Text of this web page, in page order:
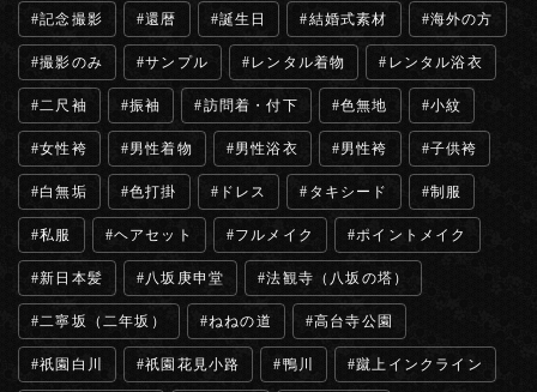
記念撮影 還暦 誕生日 結婚式素材 海外の方
撮影のみ サンプル レンタル着物 レンタル浴衣
二尺袖 振袖 訪問着・付下 色無地 小紋
女性袴 男性着物 男性浴衣 男性袴 子供袴
白無垢 色打掛 ドレス タキシード 制服
私服 ヘアセット フルメイク ポイントメイク
新日本髪 八坂庚申堂 法観寺（八坂の塔）
二寧坂（二年坂） ねねの道 高台寺公園
祇園白川 祇園花見小路 鴨川 蹴上インクライン